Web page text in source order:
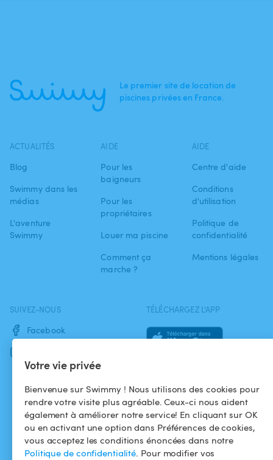
Votre vie privée
Bienvenue sur Swimmy ! Nous utilisons des cookies pour
rendre votre visite plus agréable. Ceux-ci nous aident
également à améliorer notre service! En cliquant sur OK
ou en activant une option dans Préférences de cookies,
vous acceptez les conditions énoncées dans notre
Politique de confidentialité. Pour modifier vos
Le premier site de location de
piscines privées en France.
ACTUALITÉS
Blog
Swimmy dans les
médias
L'aventure
Swimmy
AIDE
Pour les
baigneurs
Pour les
propriétaires
Louer ma piscine
Comment ça
marche ?
AIDE
Centre d'aide
Conditions
d'utilisation
Politique de
confidentialité
Mentions légales
SUIVEZ-NOUS
Facebook
TÉLÉCHARGEZ L'APP